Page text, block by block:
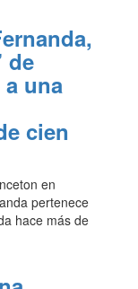
de
una
cien
en
pertenece
hace más de